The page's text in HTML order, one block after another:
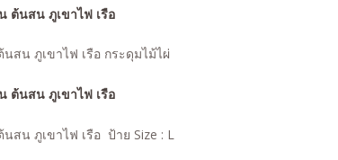
สน ภูเขาไฟ เรือ กระดุมไม้ไผ่
สน ภูเขาไฟ เรือ ป้าย Size : L